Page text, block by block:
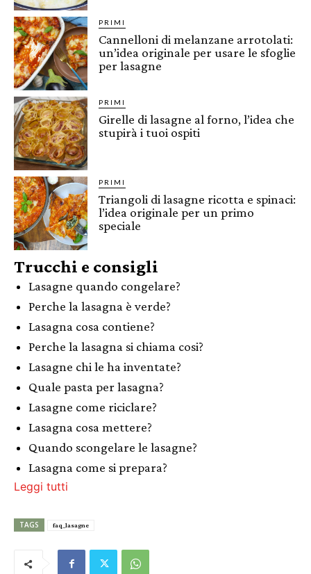
PRIMI
Cannelloni di melanzane arrotolati:
un’idea originale per usare le sfoglie
per lasagne
PRIMI
Girelle di lasagne al forno, l’idea che
stupirà i tuoi ospiti
PRIMI
Triangoli di lasagne ricotta e spinaci:
l’idea originale per un primo
speciale
Trucchi e consigli
Lasagne quando congelare?
Perche la lasagna è verde?
Lasagna cosa contiene?
Perche la lasagna si chiama cosi?
Lasagne chi le ha inventate?
Quale pasta per lasagna?
Lasagne come riciclare?
Lasagna cosa mettere?
Quando scongelare le lasagne?
Lasagna come si prepara?
Leggi tutti
TAGS faq_lasagne